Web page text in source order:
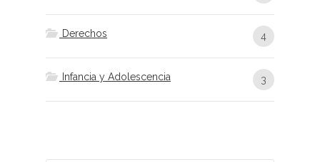
Derechos 4
Infancia y Adolescencia 3